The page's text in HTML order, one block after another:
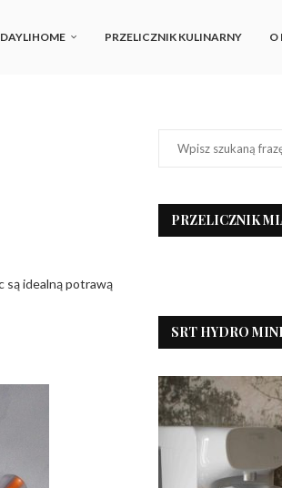
DAYLIHOME PRZELICZNIK KULINARNY O
są idealną potrawą
PRZELICZNIK
SRT HYDRO